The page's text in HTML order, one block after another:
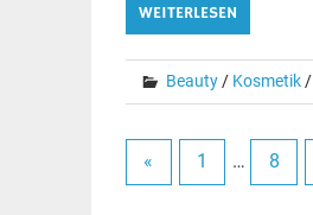
WEITERLESEN
Beauty/ Kosmetik/
« 1 … 8